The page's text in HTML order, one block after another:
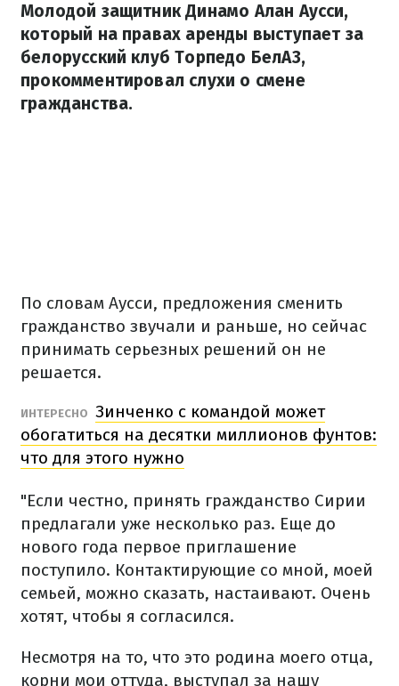
Молодой защитник Динамо Алан Аусси,
который на правах аренды выступает за
белорусский клуб Торпедо БелАЗ,
прокомментировал слухи о смене
гражданства.
По словам Аусси, предложения сменить
гражданство звучали и раньше, но сейчас
принимать серьезных решений он не
решается.
ИНТЕРЕСНО Зинченко с командой может
обогатиться на десятки миллионов фунтов:
что для этого нужно
"Если честно, принять гражданство Сирии
предлагали уже несколько раз. Еще до
нового года первое приглашение
поступило. Контактирующие со мной, моей
семьей, можно сказать, настаивают. Очень
хотят, чтобы я согласился.
Несмотря на то, что это родина моего отца,
корни мои оттуда, выступал за нашу